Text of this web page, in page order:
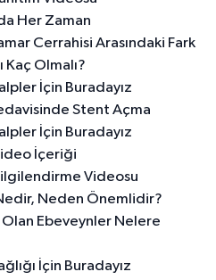
Her Zaman
Cerrahisi Arasındaki Fark
Kaç Olmalı?
İçin Buradayız
Stent Açma
İçin Buradayız
İçeriği
Videosu
Neden Önemlidir?
Olan Ebeveynler Nelere
İçin Buradayız